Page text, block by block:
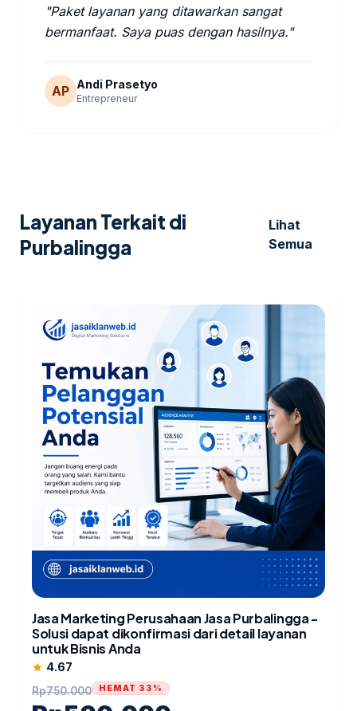
"Paket layanan yang ditawarkan sangat
bermanfaat. Saya puas dengan hasilnya."
AP Andi Prasetyo
Entrepreneur
Layanan Terkait di
Purbalingga
Lihat
Semua
Jasa Marketing Perusahaan Jasa Purbalingga -
Solusi dapat dikonfirmasi dari detail layanan
untuk Bisnis Anda
star 4.67
Rp750.000 HEMAT 33%